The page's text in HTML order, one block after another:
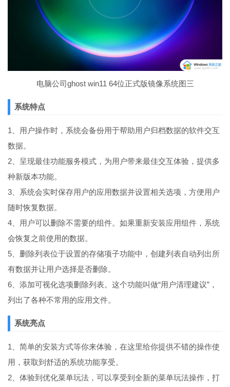
电脑公司ghost win11 64位正式版镜像系统图三
系统特点
1、用户操作时，系统会备份用于帮助用户归档数据的软件交互
数据。
2、呈现最佳功能服务模式，为用户带来最佳交互体验，提供多
种新版本功能。
3、系统会实时保存用户的应用数据并设置相关选项，方便用户
随时恢复数据。
4、用户可以删除不需要的组件。如果重新安装应用组件，系统
会恢复之前使用的数据。
5、删除列表位于设置的存储项子功能中，创建列表自动列出所
有数据并让用户选择是否删除。
6、添加可视化选项删除列表。这个功能叫做“用户清理建议”，
列出了各种不常用的应用文件。
系统亮点
1、简单的安装方式等你来体验，在这里给你提供不错的操作使
用，获取到舒适的系统功能享受。
2、体验到优化菜单玩法，可以享受到全新的菜单玩法操作，打